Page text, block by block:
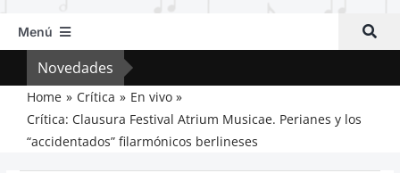
Menú
Inicio
Actual
Artículos
Novedades
Home Crítica
En vivo
Crítica: Clausura Festival Atrium Musicae. Perianes y los
“accidentados” filarmónicos berlineses